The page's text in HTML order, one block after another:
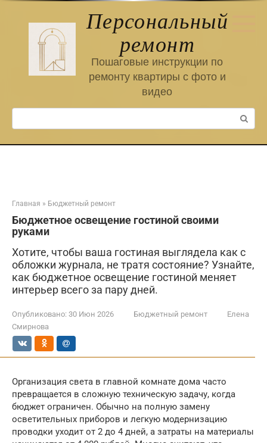
Персональный
ремонт
Пошаговые инструкции по
ремонту квартиры с фото и
видео
Поиск:
Главная » Бюджетный ремонт
Бюджетное освещение гостиной своими
руками
Хотите, чтобы ваша гостиная выглядела как с
обложки журнала, не тратя состояние? Узнайте,
как бюджетное освещение гостиной меняет
интерьер всего за пару дней.
Опубликовано: 30 Июн 2026 Бюджетный ремонт
Елена
Смирнова
Организация света в главной комнате дома часто
превращается в сложную техническую задачу, когда
бюджет ограничен. Обычно на полную замену
осветительных приборов и легкую модернизацию
проводки уходит от 2 до 4 дней, а затраты на материалы